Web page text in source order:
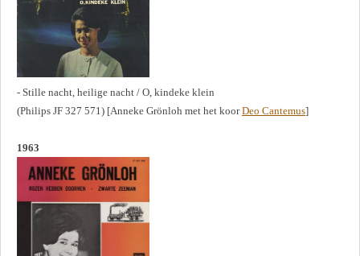
- Stille nacht, heilige nacht / O, kindeke klein
(Philips JF 327 571) [Anneke Grönloh met het koorDeo Cantemus]
1963